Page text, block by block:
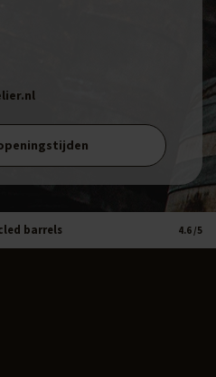
barrels 4.6 /5